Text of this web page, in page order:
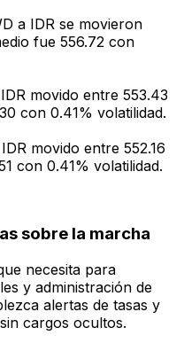
a IDR se movieron
fue 556.72 con
movido entre 553.43
con 0.41% volatilidad.
movido entre 552.16
con 0.41% volatilidad.
sobre la marcha
necesita para
y administración de
alertas de tasas y
cargos ocultos.